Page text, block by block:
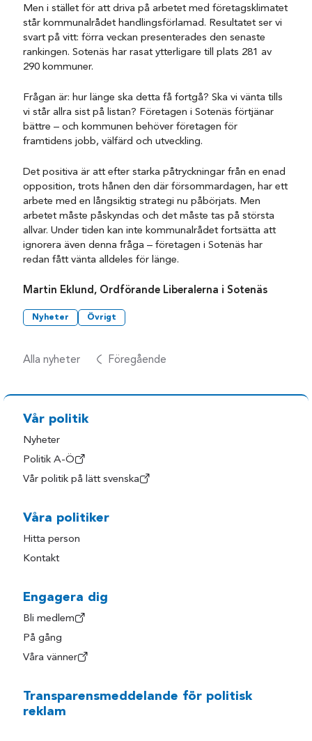
Men i stället för att driva på arbetet med företagsklimatet
står kommunalrådet handlingsförlamad. Resultatet ser vi
svart på vitt: förra veckan presenterades den senaste
rankingen. Sotenäs har rasat ytterligare till plats 281 av
290 kommuner.
Frågan är: hur länge ska detta få fortgå? Ska vi vänta tills
vi står allra sist på listan? Företagen i Sotenäs förtjänar
bättre – och kommunen behöver företagen för
framtidens jobb, välfärd och utveckling.
Det positiva är att efter starka påtryckningar från en enad
opposition, trots hånen den där försommardagen, har ett
arbete med en långsiktig strategi nu påbörjats. Men
arbetet måste påskyndas och det måste tas på största
allvar. Under tiden kan inte kommunalrådet fortsätta att
ignorera även denna fråga – företagen i Sotenäs har
redan fått vänta alldeles för länge.
Martin Eklund, Ordförande Liberalerna i Sotenäs
Nyheter Övrigt
Alla nyheter Föregående
Vår politik
Nyheter
Politik A-Ö
Vår politik på lätt svenska
Våra politiker
Hitta person
Kontakt
Engagera dig
Bli medlem
På gång
Våra vänner
Transparensmeddelande för politisk
reklam